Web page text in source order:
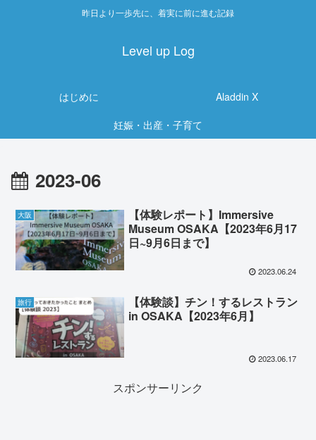
昨日より一歩先に、着実に前に進む記録
Level up Log
はじめに
Aladdin X
妊娠・出産・子育て
2023-06
大阪
【体験レポート】Immersive
Museum OSAKA【2023年6月17
日~9月6日まで】
2023.06.24
旅行
【体験談】チン！するレストラン
in OSAKA【2023年6月】
2023.06.17
スポンサーリンク